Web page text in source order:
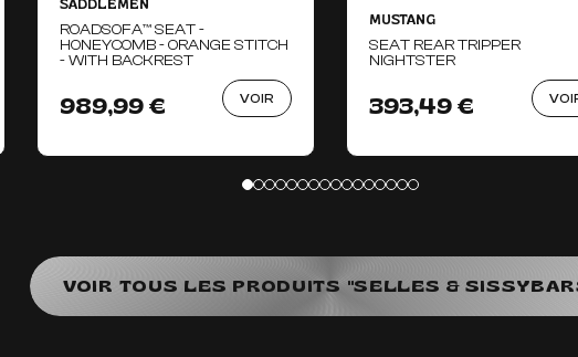
SADDLEMEN
ROADSOFA™ SEAT -
HONEYCOMB - ORANGE STITCH
- WITH BACKREST
989,99 € VOIR
MUSTANG
SEAT REAR TRIPPER
NIGHTSTER
393,49 €
VOIR TOUS LES PRODUITS "SELLES &